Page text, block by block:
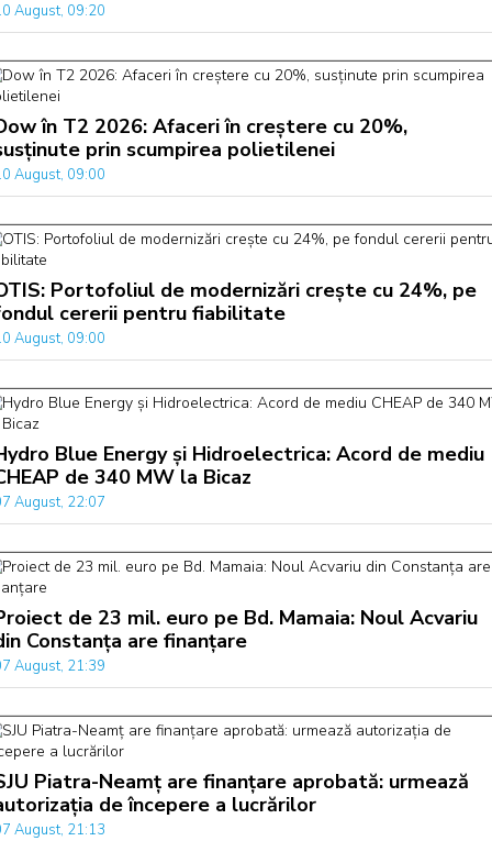
August, 09:20
în T2 2026: Afaceri în creștere cu 20%,
prin scumpirea polietilenei
August, 09:00
Portofoliul de modernizări crește cu 24%, pe
cererii pentru fiabilitate
August, 09:00
Blue Energy și Hidroelectrica: Acord de mediu
de 340 MW la Bicaz
August, 22:07
de 23 mil. euro pe Bd. Mamaia: Noul Acvariu
Constanța are finanțare
August, 21:39
Piatra-Neamț are finanțare aprobată: urmează
de începere a lucrărilor
August, 21:13